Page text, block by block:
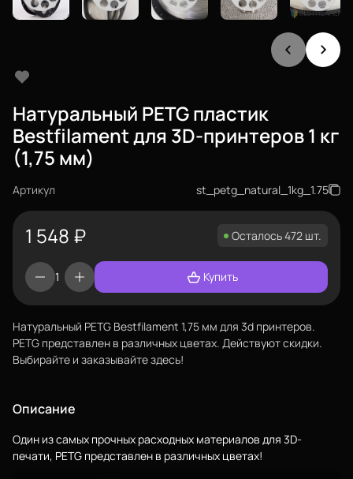
Натуральный PETG пластик
Bestfilament для 3D-принтеров 1 кг
(1,75 мм)
Артикул st_petg_natural_1kg_1.75
1 548 ₽ Осталось 472 шт.
Купить
Натуральный PETG Bestfilament 1,75 мм для 3d принтеров.
PETG представлен в различных цветах. Действуют скидки.
Выбирайте и заказывайте здесь!
Описание
Один из самых прочных расходных материалов для 3D-
печати, PETG представлен в различных цветах!
Войти